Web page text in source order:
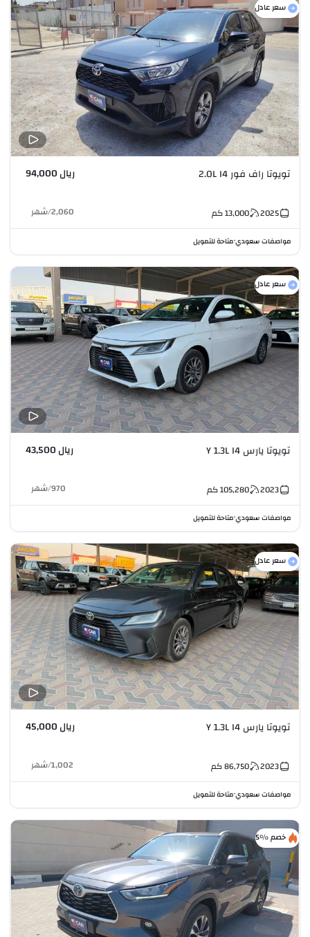
سعر عادل
تويوتا راف فور 2.0L I4 ريال 94,000
2025
13,000كم 2,060
/شهر
مواصفات سعودي•متاحة للتمويل
سعر عادل
تويوتا يارس Y 1.3L I4 ريال 43,500
2023
105,280كم 970
/شهر
مواصفات سعودي•متاحة للتمويل
سعر عادل
تويوتا يارس Y 1.3L I4 ريال 45,000
2023
86,750كم 1,002
/شهر
مواصفات سعودي•متاحة للتمويل
خصم %5